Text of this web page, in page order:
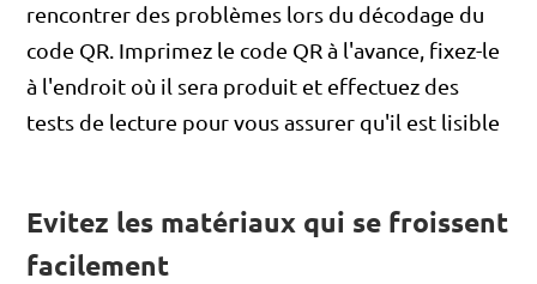
rencontrer des problèmes lors du décodage du
code QR. Imprimez le code QR à l'avance, fixez-le
à l'endroit où il sera produit et effectuez des
tests de lecture pour vous assurer qu'il est lisible
Evitez les matériaux qui se froissent
facilement